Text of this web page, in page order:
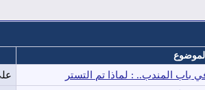
الموضوع
باب المندب.. : لماذا تم التستر